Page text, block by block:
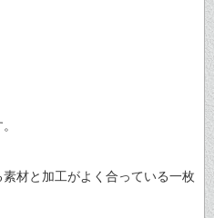
材と加工がよく合っている一枚